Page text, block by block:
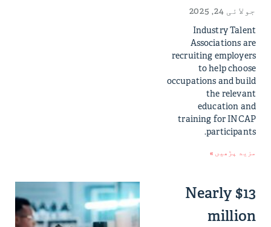
جولائی 24, 2025
Industry Talent
Associations are
recruiting employers
to help choose
occupations and build
the relevant
education and
training for INCAP
participants.
مزید پڑھیں »
Nearly $13
million